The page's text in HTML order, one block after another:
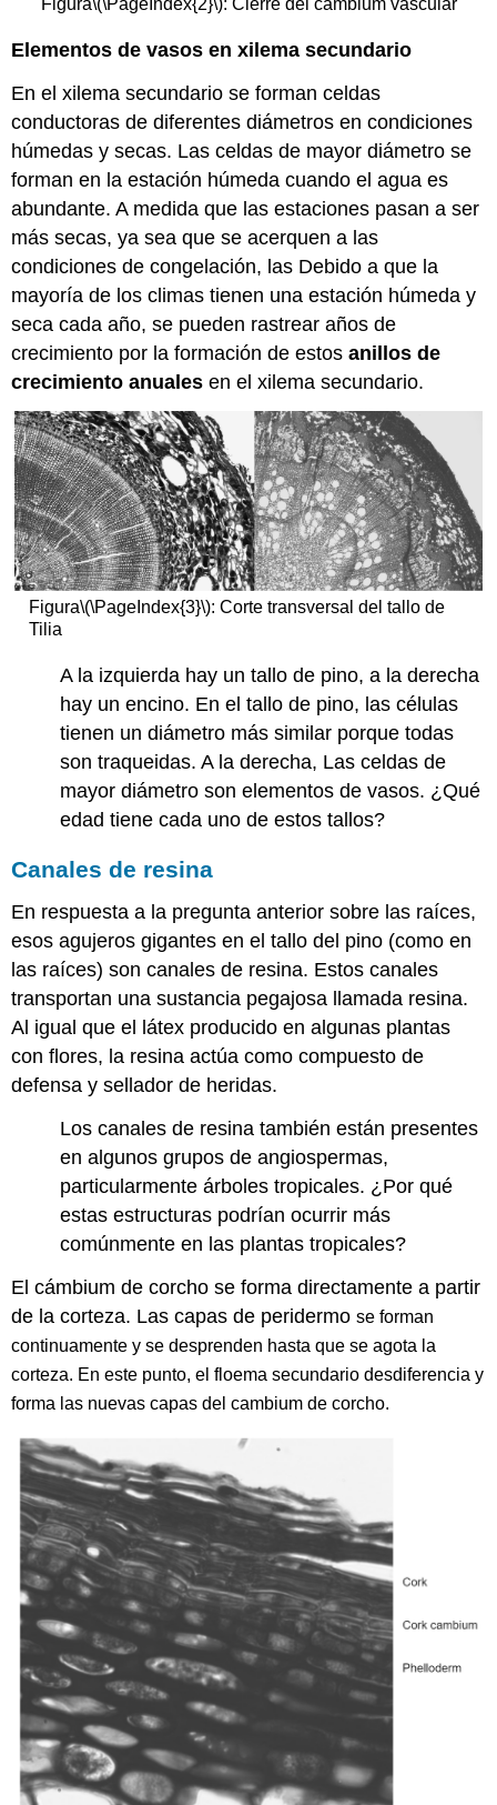
Figura\(\PageIndex{2}\): Cierre del cambium vascular
Elementos de vasos en xilema secundario
En el xilema secundario se forman celdas
conductoras de diferentes diámetros en condiciones
húmedas y secas. Las celdas de mayor diámetro se
forman en la estación húmeda cuando el agua es
abundante. A medida que las estaciones pasan a ser
más secas, ya sea que se acerquen a las
condiciones de congelación, las Debido a que la
mayoría de los climas tienen una estación húmeda y
seca cada año, se pueden rastrear años de
crecimiento por la formación de estosanillos de
crecimiento anuales en el xilema secundario.
Figura\(\PageIndex{3}\): Corte transversal del tallo de
Tilia
A la izquierda hay un tallo de pino, a la derecha
hay un encino. En el tallo de pino, las células
tienen un diámetro más similar porque todas
son traqueidas. A la derecha, Las celdas de
mayor diámetro son elementos de vasos. ¿Qué
edad tiene cada uno de estos tallos?
Canales de resina
En respuesta a la pregunta anterior sobre las raíces,
esos agujeros gigantes en el tallo del pino (como en
las raíces) son canales de resina. Estos canales
transportan una sustancia pegajosa llamada resina.
Al igual que el látex producido en algunas plantas
con flores, la resina actúa como compuesto de
defensa y sellador de heridas.
Los canales de resina también están presentes
en algunos grupos de angiospermas,
particularmente árboles tropicales. ¿Por qué
estas estructuras podrían ocurrir más
comúnmente en las plantas tropicales?
El cámbium de corcho se forma directamente a partir
de la corteza. Las capas de peridermose forman
continuamente y se desprenden hasta que se agota la
corteza. En este punto, el floema secundario desdiferencia y
forma las nuevas capas del cambium de corcho.